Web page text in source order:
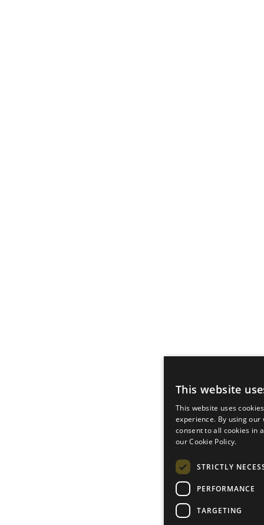
This website
This website uses
experience. By using our
consent to all cookies in
our Cookie Policy.
STRICTLY
PERFORMANCE
TARGETING